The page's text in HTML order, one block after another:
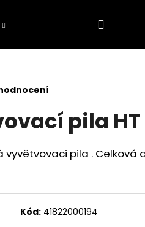
Hledat
pila HT
pila . Celková
Kód: 41822000194